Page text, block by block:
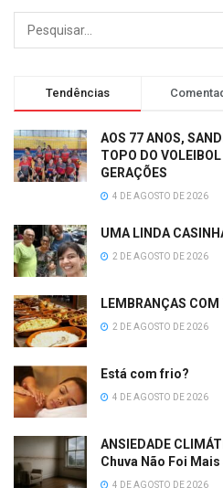
Tendências
AOS 77 ANOS,
TOPO DO
GERAÇÕES
4 DE AGOSTO DE 2026
UMA LINDA
2 DE AGOSTO DE 2026
LEMBRANÇAS COM
2 DE AGOSTO DE 2026
Está com frio?
4 DE AGOSTO DE 2026
ANSIEDADE
Chuva Não Foi
4 DE AGOSTO DE 2026